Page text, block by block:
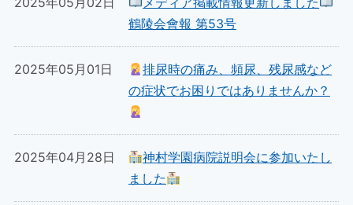
鶴陵会會報 第53号
排尿時の痛み、頻尿、残尿感など
の症状でお困りではありませんか？
2025年05月01日
神村学園病院説明会に参加いたし
ました
2025年04月28日